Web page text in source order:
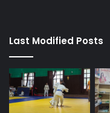
Last Modified Posts